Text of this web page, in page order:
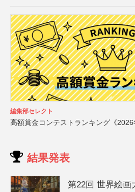
編集部セレクト
高額賞金コンテストランキング《2026
結果発表
第22回 世界絵画